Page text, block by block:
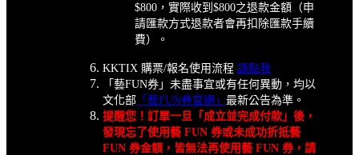
$800，實際收到$800之退款金額（申
請匯款方式退款者會再扣除匯款手續
費）。
KKTIX 購票/報名使用流程 請點我
「藝FUN券」未盡事宜或有任何異動，均以
文化部 「藝FUN券官網」 最新公告為準。
提醒您！訂單一旦「成立並完成付款」後，
發現忘了使用藝 FUN 券或未成功折抵藝
FUN 券金額，皆無法再使用藝 FUN 券，請